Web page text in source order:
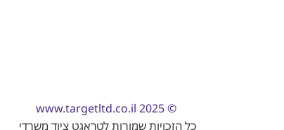
© 2025
www.targetltd.co.il
כל הזכויות שמורות לטראגט ציוד משרדי